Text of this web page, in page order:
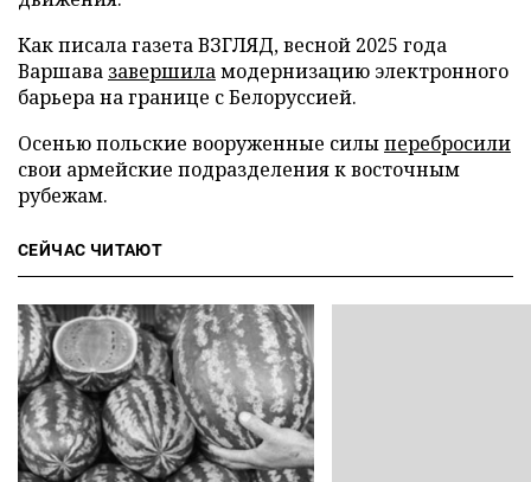
Как писала газета ВЗГЛЯД, весной 2025 года
Варшава завершиламодернизацию электронного
барьера на границе с Белоруссией.
Осенью польские вооруженные силыперебросили
свои армейские подразделения к восточным
рубежам.
СЕЙЧАС ЧИТАЮТ